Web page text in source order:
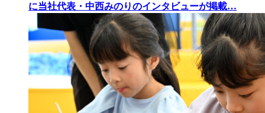
に当社代表・中西みのりのインタビューが掲載…